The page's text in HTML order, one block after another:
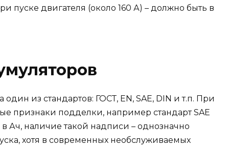
пуске двигателя (около 160 А) – должно быть в
из стандартов: ГОСТ, EN, SAE, DIN и т.п. При
признаки подделки, например стандарт SAE
Ач, наличие такой надписи – однозначно
хотя в современных необслуживаемых